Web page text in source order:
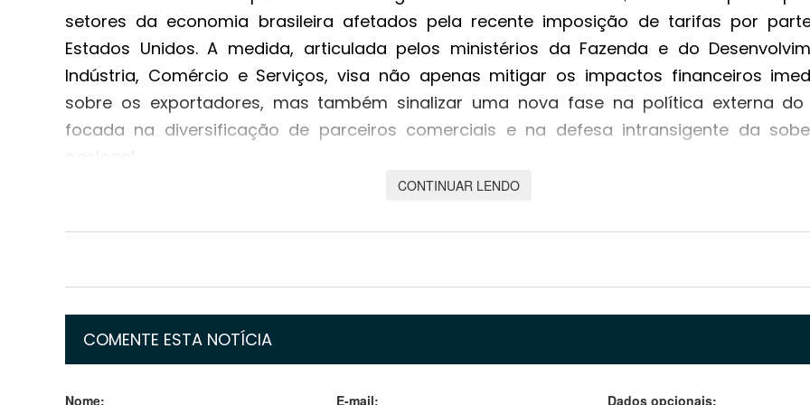
setores da economia brasileira afetados pela recente imposição de tarifas por
Estados Unidos. A medida, articulada pelos ministérios da Fazenda e do
Indústria, Comércio e Serviços, visa não apenas mitigar os impactos financeiros
sobre os exportadores, mas também sinalizar uma nova fase na política externa do
focada na diversificação de parceiros comerciais e na defesa intransigente da
nacional.
Durante o evento, que contou com a presença de ministros, parlamentares e
estratégia do governo brasileiro se desdobrará em duas frentes principais: oferecer
financeiro para que as empresas nacionais mantenham sua
CONTINUAR LENDO
COMENTE ESTA NOTÍCIA
Nome: E-mail: Dados opcionais: